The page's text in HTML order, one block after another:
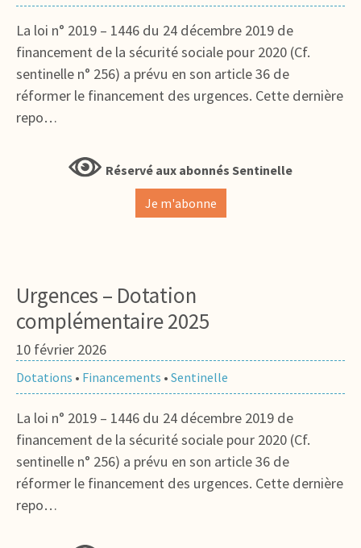
La loi n° 2019 – 1446 du 24 décembre 2019 de
financement de la sécurité sociale pour 2020 (Cf.
sentinelle n° 256) a prévu en son article 36 de
réformer le financement des urgences. Cette dernière
repo…
Réservé aux abonnés Sentinelle
Je m'abonne
Urgences – Dotation
complémentaire 2025
10 février 2026
Dotations • Financements • Sentinelle
La loi n° 2019 – 1446 du 24 décembre 2019 de
financement de la sécurité sociale pour 2020 (Cf.
sentinelle n° 256) a prévu en son article 36 de
réformer le financement des urgences. Cette dernière
repo…